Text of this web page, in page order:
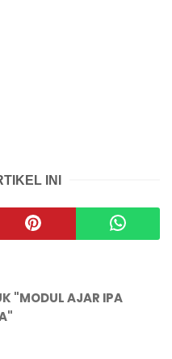
INI
"MODUL AJAR IPA